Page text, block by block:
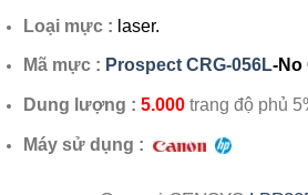
Loại mực : laser.
Mã mực : Prospect CRG-056L-No
Dung lượng : 5.000trang độ phủ
Máy sử dụng :